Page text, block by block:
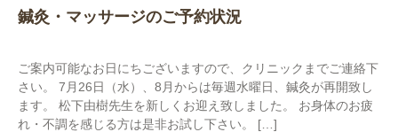
鍼灸・マッサージのご予約状況
ご案内可能なお日にちございますので、クリニックまでご連絡下
さい。 7月26日（水）、8月からは毎週水曜日、鍼灸が再開致し
ます。 松下由樹先生を新しくお迎え致しました。 お身体のお疲
れ・不調を感じる方は是非お試し下さい。 […]